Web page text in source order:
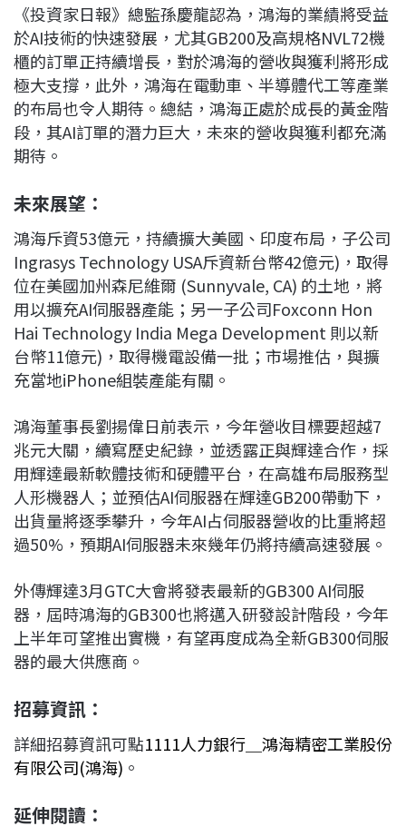
《投資家日報》總監孫慶龍認為，鴻海的業績將受益
於AI技術的快速發展，尤其GB200及高規格NVL72機
櫃的訂單正持續增長，對於鴻海的營收與獲利將形成
極大支撐，此外，鴻海在電動車、半導體代工等產業
的布局也令人期待。總結，鴻海正處於成長的黃金階
段，其AI訂單的潛力巨大，未來的營收與獲利都充滿
期待。
未來展望：
鴻海斥資53億元，持續擴大美國、印度布局，子公司
Ingrasys Technology USA斥資新台幣42億元)，取得
位在美國加州森尼維爾 (Sunnyvale, CA) 的土地，將
用以擴充AI伺服器產能；另一子公司Foxconn Hon
Hai Technology India Mega Development 則以新
台幣11億元)，取得機電設備一批；市場推估，與擴
充當地iPhone組裝產能有關。
鴻海董事長劉揚偉日前表示，今年營收目標要超越7
兆元大關，續寫歷史紀錄，並透露正與輝達合作，採
用輝達最新軟體技術和硬體平台，在高雄布局服務型
人形機器人；並預估AI伺服器在輝達GB200帶動下，
出貨量將逐季攀升，今年AI占伺服器營收的比重將超
過50%，預期AI伺服器未來幾年仍將持續高速發展。
外傳輝達3月GTC大會將發表最新的GB300 AI伺服
器，屆時鴻海的GB300也將邁入研發設計階段，今年
上半年可望推出實機，有望再度成為全新GB300伺服
器的最大供應商。
招募資訊：
詳細招募資訊可點1111人力銀行＿鴻海精密工業股份
有限公司(鴻海) 。
延伸閱讀：